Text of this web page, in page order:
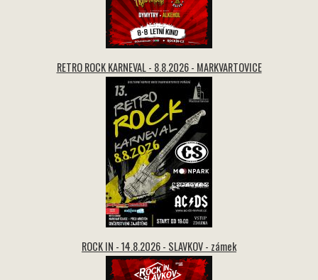
RETRO ROCK KARNEVAL - 8.8.2026 - MARKVARTOVICE
ROCK IN - 14.8.2026 - SLAVKOV - zámek